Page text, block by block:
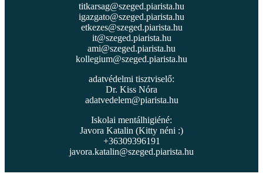
titkarsag@szeged.piarista.hu
igazgato@szeged.piarista.hu
etkezes@szeged.piarista.hu
it@szeged.piarista.hu
ami@szeged.piarista.hu
kollegium@szeged.piarista.hu
adatvédelmi tisztviselő:
Dr. Kiss Nóra
adatvedelem@piarista.hu
Iskolai mentálhigiéné:
Javora Katalin (Kitty néni :)
+36309396191
javora.katalin@szeged.piarista.hu